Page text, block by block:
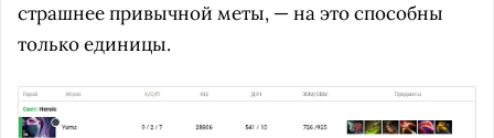
страшнее привычной меты, — на это способны
только единицы.